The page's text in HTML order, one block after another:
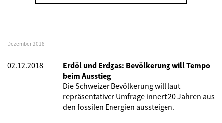
Dezember 2018
02.12.2018
Erdöl und Erdgas: Bevölkerung will Tempo
beim Ausstieg
Die Schweizer Bevölkerung will laut
repräsentativer Umfrage innert 20 Jahren aus
den fossilen Energien aussteigen.